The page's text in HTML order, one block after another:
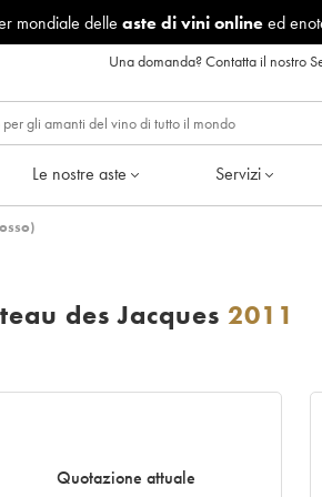
mondiale delle aste di vini onlineed
Una domanda?Contatta il nostro
Le nostre aste Servizi
des Jacques 2011
Quotazione attuale